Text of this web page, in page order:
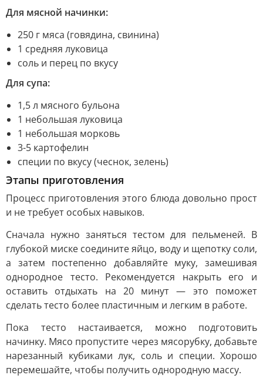
Для мясной начинки:
250 г мяса (говядина, свинина)
1 средняя луковица
соль и перец по вкусу
Для супа:
1,5 л мясного бульона
1 небольшая луковица
1 небольшая морковь
3-5 картофелин
специи по вкусу (чеснок, зелень)
Этапы приготовления
Процесс приготовления этого блюда довольно прост
и не требует особых навыков.
Сначала нужно заняться тестом для пельменей. В
глубокой миске соедините яйцо, воду и щепотку соли,
а затем постепенно добавляйте муку, замешивая
однородное тесто. Рекомендуется накрыть его и
оставить отдыхать на 20 минут — это поможет
сделать тесто более пластичным и легким в работе.
Пока тесто настаивается, можно подготовить
начинку. Мясо пропустите через мясорубку, добавьте
нарезанный кубиками лук, соль и специи. Хорошо
перемешайте, чтобы получить однородную массу.